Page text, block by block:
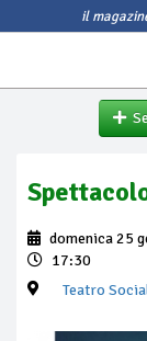
il
domenica 25
17:30
Teatro